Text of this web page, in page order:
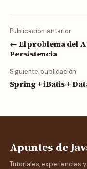
Publicación anterior
← El problema del
Persistencia
Siguiente publicación
Spring + iBatis +
Apuntes de
Tutoriales, experiencias